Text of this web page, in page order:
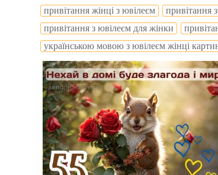
привітання жінці з ювілеєм
привітання
привітання з ювілеєм для жінки
українською мовою з ювілеєм жінці